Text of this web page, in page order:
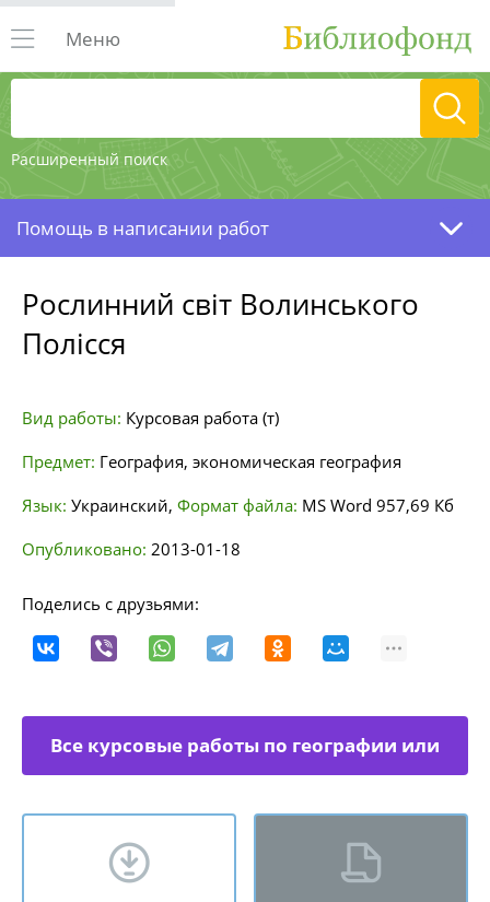
Расширенный поиск
Меню
Помощь в написании работ
Рослинний світ Волинського
Полісся
Вид работы: Курсовая работа (т)
Предмет: География, экономическая география
Язык: Украинский, Формат файла: MS Word 957,69 Кб
Опубликовано: 2013-01-18
Поделись с друзьями:
Все курсовые работы по географии или